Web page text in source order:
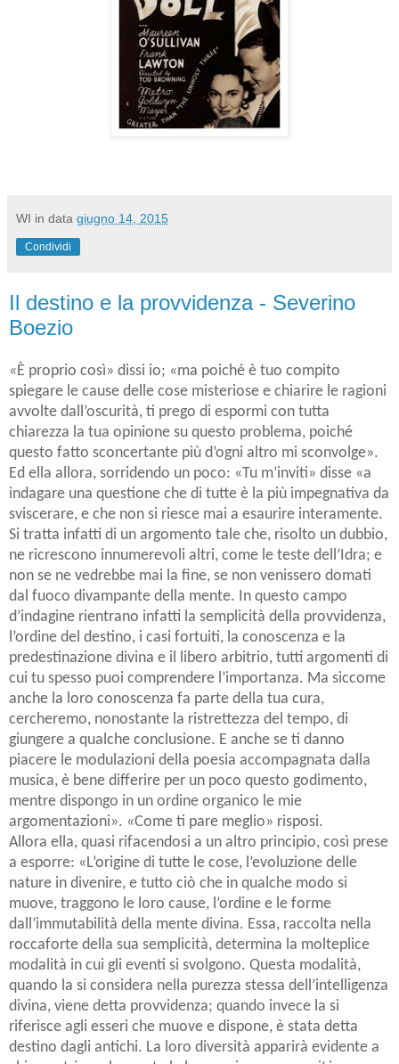
WI in data giugno 14, 2015
Condividi
Il destino e la provvidenza - Severino
Boezio
«È proprio così» dissi io; «ma poiché è tuo compito
spiegare le cause delle cose misteriose e chiarire le ragioni
avvolte dall’oscurità, ti prego di espormi con tutta
chiarezza la tua opinione su questo problema, poiché
questo fatto sconcertante più d’ogni altro mi sconvolge».
Ed ella allora, sorridendo un poco: «Tu m’inviti» disse «a
indagare una questione che di tutte è la più impegnativa da
sviscerare, e che non si riesce mai a esaurire interamente.
Si tratta infatti di un argomento tale che, risolto un dubbio,
ne ricrescono innumerevoli altri, come le teste dell’Idra; e
non se ne vedrebbe mai la fine, se non venissero domati
dal fuoco divampante della mente. In questo campo
d’indagine rientrano infatti la semplicità della provvidenza,
l’ordine del destino, i casi fortuiti, la conoscenza e la
predestinazione divina e il libero arbitrio, tutti argomenti di
cui tu spesso puoi comprendere l’importanza. Ma siccome
anche la loro conoscenza fa parte della tua cura,
cercheremo, nonostante la ristrettezza del tempo, di
giungere a qualche conclusione. E anche se ti danno
piacere le modulazioni della poesia accompagnata dalla
musica, è bene differire per un poco questo godimento,
mentre dispongo in un ordine organico le mie
argomentazioni». «Come ti pare meglio» risposi.
Allora ella, quasi rifacendosi a un altro principio, così prese
a esporre: «L’origine di tutte le cose, l’evoluzione delle
nature in divenire, e tutto ciò che in qualche modo si
muove, traggono le loro cause, l’ordine e le forme
dall’immutabilità della mente divina. Essa, raccolta nella
roccaforte della sua semplicità, determina la molteplice
modalità in cui gli eventi si svolgono. Questa modalità,
quando la si considera nella purezza stessa dell’intelligenza
divina, viene detta provvidenza; quando invece la si
riferisce agli esseri che muove e dispone, è stata detta
destino dagli antichi. La loro diversità apparirà evidente a